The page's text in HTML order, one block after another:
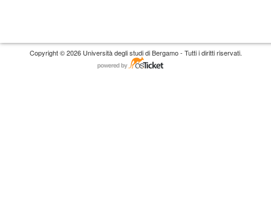
Copyright © 2026 Università degli studi di Bergamo - Tutti i diritti riservati.